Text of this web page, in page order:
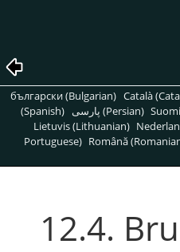
български (Bulgarian) Català
(Spanish)
پارسی (Persian)
Lietuvis (Lithuanian)
Portuguese) Română
12.4.